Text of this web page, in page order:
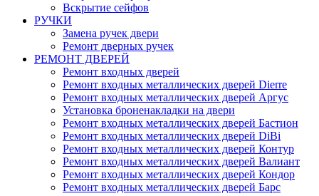
Вскрытие сейфов
РУЧКИ
Замена ручек двери
Ремонт дверных ручек
РЕМОНТ ДВЕРЕЙ
Ремонт входных дверей
Ремонт входных металлических дверей Dierre
Ремонт входных металлических дверей Аргус
Установка броненакладки на двери
Ремонт входных металлических дверей Бастион
Ремонт входных металлических дверей DiBi
Ремонт входных металлических дверей Контур
Ремонт входных металлических дверей Валиант
Ремонт входных металлических дверей Кондор
Ремонт входных металлических дверей Барс